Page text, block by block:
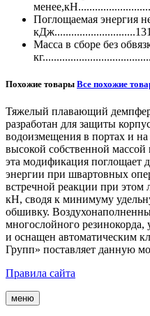
Поглощаемая энергия
Масса в сборе без
Похожие товары Все похожие
Тяжелый плавающий
разработан для защиты
водоизмещения в портах и
высокой собственной
эта модификация поглощает
энергии при швартовных
встречной реакции при этом
кН, сводя к минимуму
обшивку.
многослойного
и оснащен автоматическим
Групп» поставляет данную
Правила сайта
меню